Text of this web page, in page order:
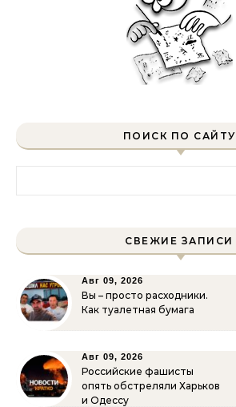
ПОИСК ПО САЙТУ
СВЕЖИЕ ЗАПИСИ
Авг 09, 2026
Вы – просто расходники.
Как туалетная бумага
Авг 09, 2026
Российские фашисты
опять обстреляли Харьков
и Одессу